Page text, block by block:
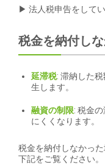
▶ 法人税申告をして
税金を納付し
延滞税: 滞納した
生します。
融資の制限: 税金
にくくなります。
税金を納付しなかっ
下記をご覧ください。